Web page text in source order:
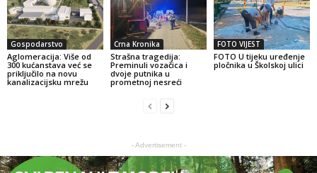
Gospodarstvo
Aglomeracija: Više od
300 kućanstava već se
priključilo na novu
kanalizacijsku mrežu
Crna Kronika
Strašna tragedija:
Preminuli vozačica i
dvoje putnika u
prometnoj nesreći
FOTO VIJEST
FOTO U tijeku uređenje
pločnika u Školskoj ulici
- Advertisement -